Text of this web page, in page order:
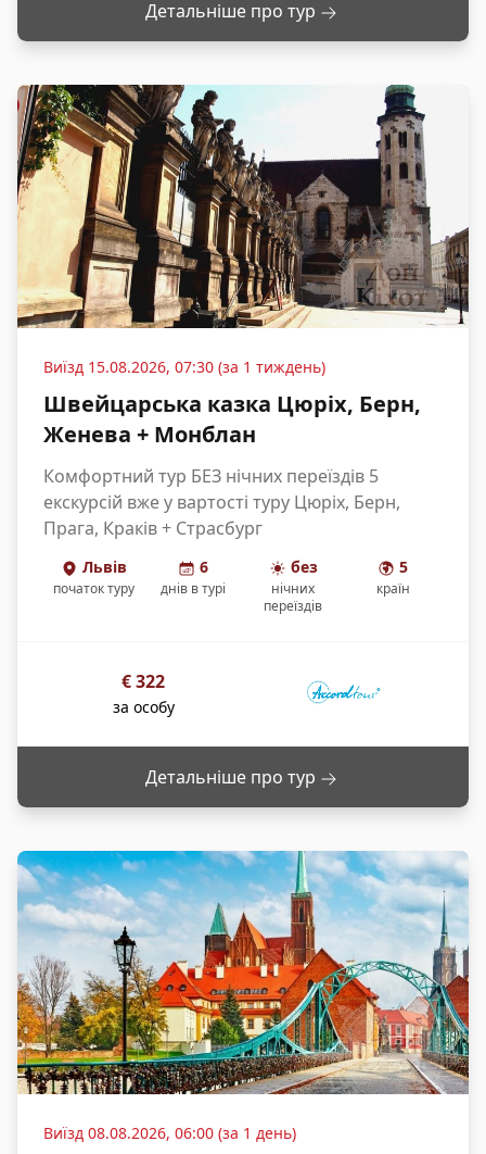
Детальніше про тур
Виїзд 15.08.2026, 07:30 (за 1 тиждень)
Швейцарська казка Цюріх, Берн,
Женева + Монблан
Комфортний тур БЕЗ нічних переїздів 5
екскурсій вже у вартості туру Цюріх, Берн,
Прага, Краків + Страсбург
Львів
початок туру
6
днів в турі
без
нічних
переїздів
5
країн
€322
за особу
Детальніше про тур
Виїзд 08.08.2026, 06:00 (за 1 день)